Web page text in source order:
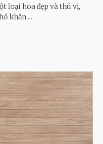
loại hoa đẹp và thú vị,
khăn....